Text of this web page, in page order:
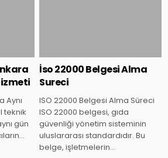
Aynı
teknik
gün
İso 22000 Belgesi Alma
Sureci
ISO 22000 Belgesi Alma Süreci
ISO 22000 belgesi, gıda
güvenliği yönetim sisteminin
uluslararası standardıdır. Bu
belge, işletmelerin…